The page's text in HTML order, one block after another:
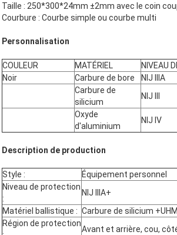
Taille : 250*300*24mm ±2mm avec le coin
Courbure : Courbe simple ou courbe multi
Personnalisation
COULEUR MATÉRIEL
NIVEAU
Noir
Carbure de bore
NIJ IIIA
Carbure de
silicium
NIJ III
Oxyde
d'aluminium
NIJ IV
Description de production
Style :
Équipement personnel
Niveau de protection
:
NIJ IIIA+
Matériel ballistique : Carbure de silicium
Région de protection
Avant et arrière, cou,